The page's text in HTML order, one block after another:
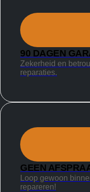
90 DAGEN
Zekerheid en
reparaties.
GEEN
Loop gewoon
repareren!